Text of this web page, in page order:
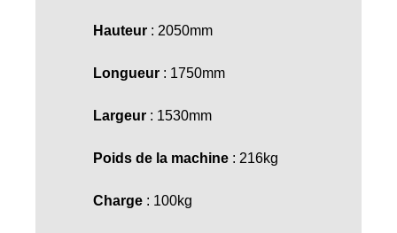
Hauteur : 2050mm
Longueur : 1750mm
Largeur : 1530mm
Poids de la machine : 216kg
Charge : 100kg